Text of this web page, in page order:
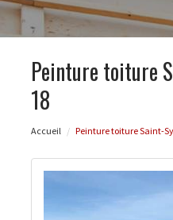
Peinture toiture
18
Accueil Peinture toiture Saint-